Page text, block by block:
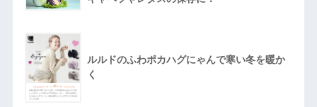
ルルドのふわポカハグにゃんで寒い冬を暖か
く